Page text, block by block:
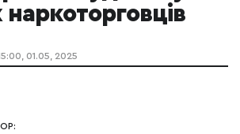
01.05, 2025